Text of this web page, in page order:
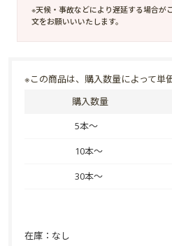
※天候・事故などにより遅延する場合が
文をお願いいいたします。
※この商品は、購入数量によって単
購入数量
5本～
10本～
30本～
在庫： なし